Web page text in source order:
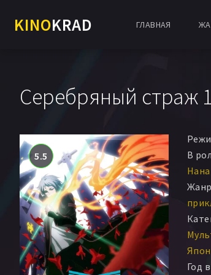
KINOKRAD ГЛАВНАЯ
Серебряный страж
5.5
В
Год